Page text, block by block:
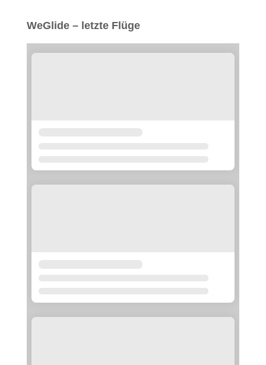
WeGlide – letzte Flüge